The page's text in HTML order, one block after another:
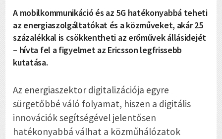
A mobilkommunikáció és az 5G hatékonyabbá teheti
az energiaszolgáltatókat és a közműveket, akár 25
százalékkal is csökkentheti az erőművek állásidejét
– hívta fel a figyelmet az Ericsson legfrissebb
kutatása.
Az energiaszektor digitalizációja egyre
sürgetőbbé váló folyamat, hiszen a digitális
innovációk segítségével jelentősen
hatékonyabbá válhat a közműhálózatok